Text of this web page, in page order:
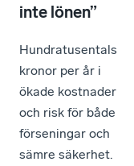
inte lönen”
Hundratusentals
kronor per år i
ökade kostnader
och risk för både
förseningar och
sämre säkerhet.